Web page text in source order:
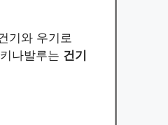
기와 우기로
나발루는 건기